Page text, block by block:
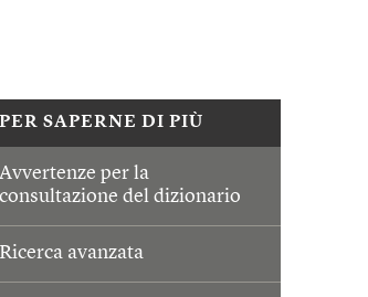
PER SAPERNE DI PIÙ
Avvertenze per la
consultazione del dizionario
Ricerca avanzata